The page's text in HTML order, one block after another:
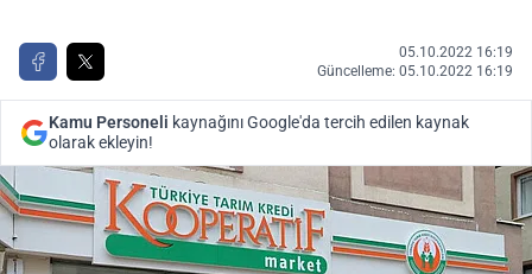
05.10.2022 16:19
Güncelleme: 05.10.2022 16:19
Kamu Personeli kaynağını Google'da tercih edilen kaynak
olarak ekleyin!